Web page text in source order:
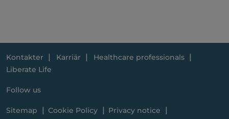
Kontakter Karriär
Healthcare professionals
Liberate Life
Follow us
Sitemap Cookie Policy
Privacy notice